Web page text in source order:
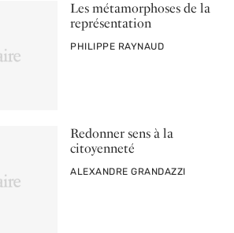
Les métamorphoses de la
représentation
PAR
PHILIPPE RAYNAUD
Redonner sens à la
citoyenneté
PAR
ALEXANDRE GRANDAZZI